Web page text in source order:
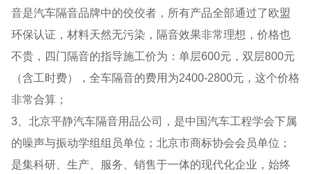
音是汽车隔音品牌中的佼佼者，所有产品全部通过了欧盟
环保认证，材料天然无污染，隔音效果非常理想，价格也
不贵，四门隔音的指导施工价为：单层600元，双层800元
（含工时费），全车隔音的费用为2400-2800元，这个价格
非常合算；
3、北京平静汽车隔音用品公司，是中国汽车工程学会下属
的噪声与振动学组组员单位；北京市商标协会会员单位；
是集科研、生产、服务、销售于一体的现代化企业，始终